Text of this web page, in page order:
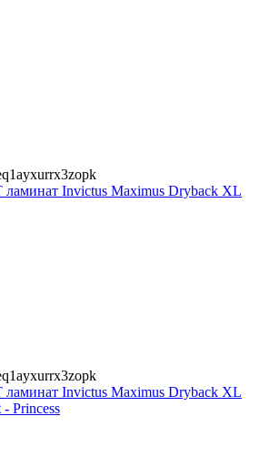
Invictus Maximus Dryback XL
Invictus Maximus Dryback XL
- Princess